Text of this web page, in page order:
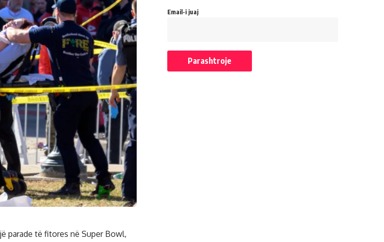
parade të fitores në Super Bowl,
Email-i juaj